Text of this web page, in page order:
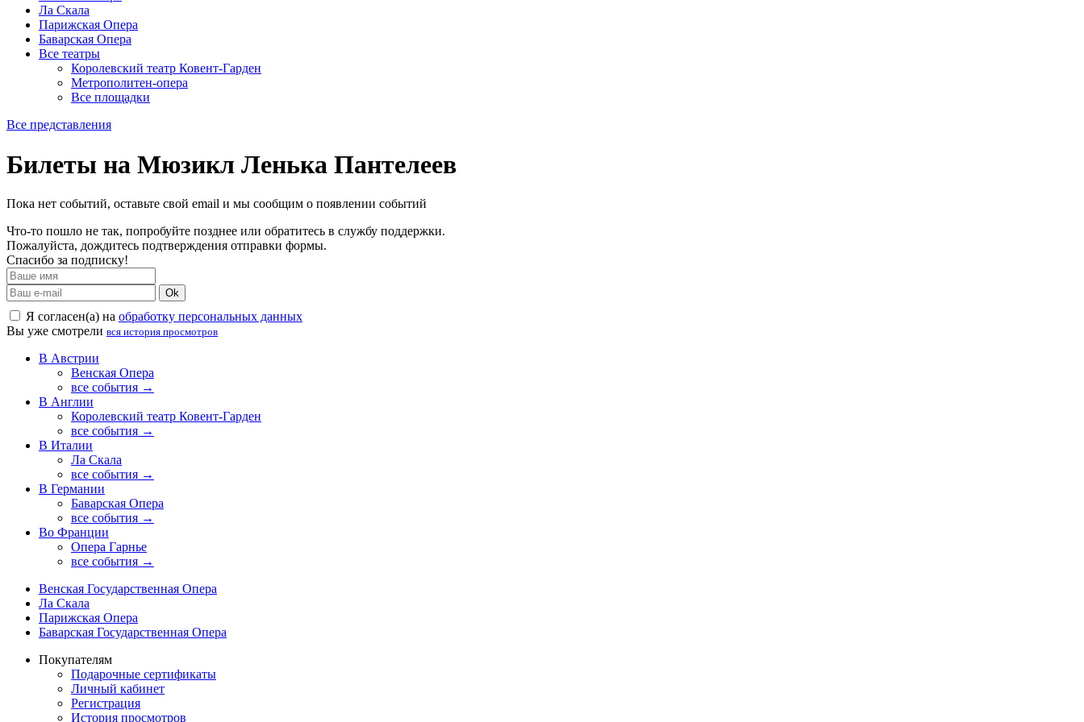
Ла Скала
Парижская Опера
Баварская Опера
Все театры
Королевский театр Ковент-Гарден
Метрополитен-опера
Все площадки
Все представления
Билеты на Мюзикл Ленька Пантелеев
Пока нет событий, оставьте свой email и мы сообщим о появлении событий
Что-то пошло не так, попробуйте позднее или обратитесь в службу поддержки.
Пожалуйста, дождитесь подтверждения отправки формы.
Спасибо за подписку!
Ok
Я согласен(а) на обработку персональных данных
Вы уже смотрели вся история просмотров
В Австрии
Венская Опера
все события →
В Англии
Королевский театр Ковент-Гарден
все события →
В Италии
Ла Скала
все события →
В Германии
Баварская Опера
все события →
Во Франции
Опера Гарнье
все события →
Венская Государственная Опера
Ла Скала
Парижская Опера
Баварская Государственная Опера
Покупателям
Подарочные сертификаты
Личный кабинет
Регистрация
История просмотров